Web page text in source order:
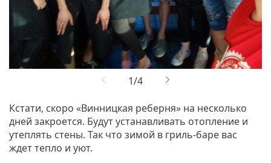
Кстати, скоро «Винницкая реберня» на несколько
дней закроется. Будут устанавливать отопление и
утеплять стены. Так что зимой в гриль-баре вас
ждет тепло и уют.